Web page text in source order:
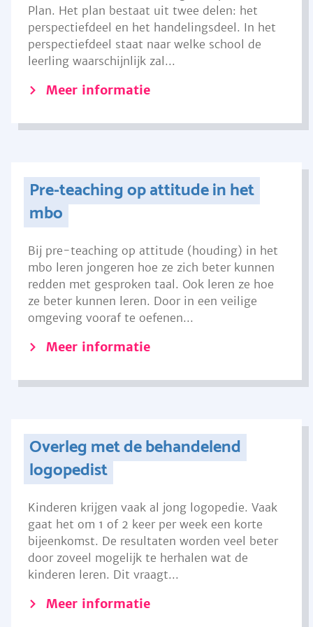
Plan. Het plan bestaat uit twee delen: het
perspectiefdeel en het handelingsdeel. In het
perspectiefdeel staat naar welke school de
leerling waarschijnlijk zal...
Meer informatie
Pre-teaching op attitude in het
mbo
Bij pre-teaching op attitude (houding) in het
mbo leren jongeren hoe ze zich beter kunnen
redden met gesproken taal. Ook leren ze hoe
ze beter kunnen leren. Door in een veilige
omgeving vooraf te oefenen...
Meer informatie
Overleg met de behandelend
logopedist
Kinderen krijgen vaak al jong logopedie. Vaak
gaat het om 1 of 2 keer per week een korte
bijeenkomst. De resultaten worden veel beter
door zoveel mogelijk te herhalen wat de
kinderen leren. Dit vraagt...
Meer informatie